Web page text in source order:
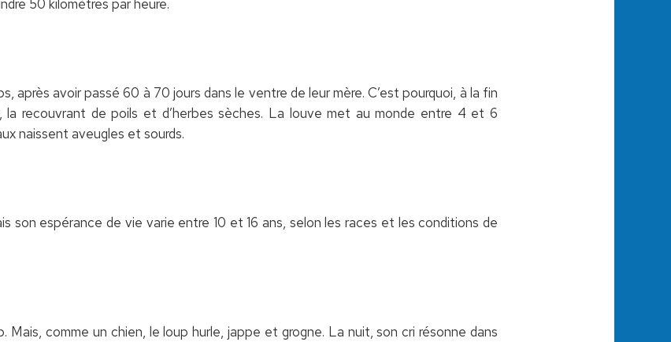
50 kilomètres par heure.
après avoir passé 60 à 70 jours dans le ventre de leur mère. C’est pourquoi, à la fin
la recouvrant de poils et d’herbes sèches. La louve met au monde entre 4 et 6
naissent aveugles et sourds.
son espérance de vie varie entre 10 et 16 ans, selon les races et les conditions de
Mais, comme un chien, le loup hurle, jappe et grogne. La nuit, son cri résonne dans